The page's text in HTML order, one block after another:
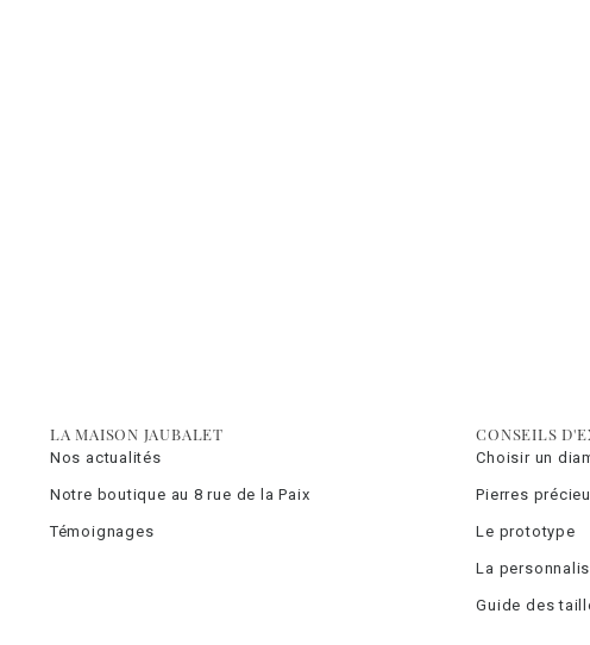
LA MAISON JAUBALET
Nos actualités
Notre boutique au 8 rue de la Paix
Témoignages
CONSEILS
Choisir un
Pierres
Le prototype
La
Guide des